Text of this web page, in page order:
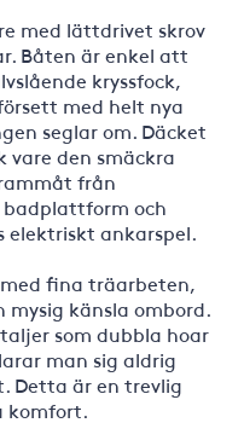
med lättdrivet skrov
Båten är enkel att
kryssfock,
med helt nya
seglar om. Däcket
den smäckra
från
och
elektriskt ankarspel.
fina träarbeten,
mysig känsla ombord.
som dubbla hoar
man sig aldrig
Detta är en trevlig
komfort.